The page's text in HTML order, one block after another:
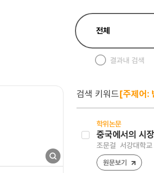
결과내 검색
검색 키워드[주제어:
학위논문
중국에서의 시
조문걸 서강대학
원문보기